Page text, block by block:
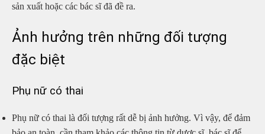
sản xuất hoặc các bác sĩ đã đề ra.
Ảnh hưởng trên những đối tượng
đặc biệt
Phụ nữ có thai
Phụ nữ có thai là đối tượng rất dễ bị ảnh hưởng. Vì vậy, để đảm